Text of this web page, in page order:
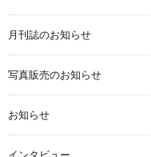
月刊誌のお知らせ
写真販売のお知らせ
お知らせ
インタビュー